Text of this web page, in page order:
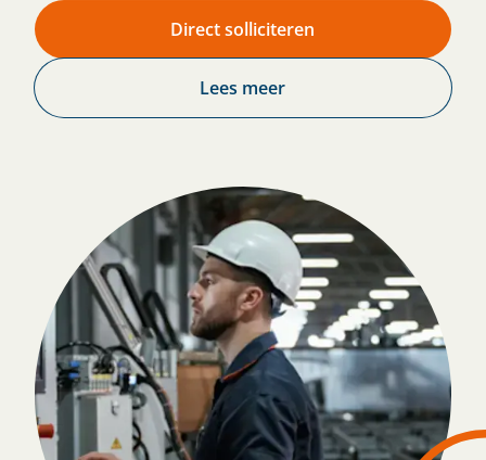
Direct solliciteren
Lees meer